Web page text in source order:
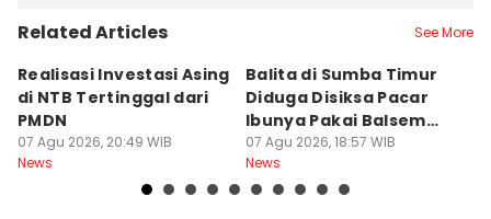
Related Articles See More
Realisasi Investasi Asing
di NTB Tertinggal dari
PMDN
07 Agu 2026, 20:49 WIB
News
Balita di Sumba Timur
Diduga Disiksa Pacar
Ibunya Pakai Balsem
dan Cabai
07 Agu 2026, 18:57 WIB
News